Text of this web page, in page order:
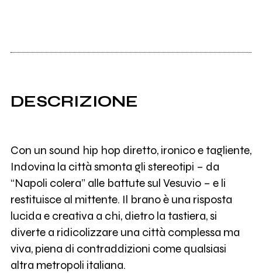
DESCRIZIONE
Con un sound hip hop diretto, ironico e tagliente,
Indovina la città smonta gli stereotipi – da
“Napoli colera” alle battute sul Vesuvio – e li
restituisce al mittente. Il brano è una risposta
lucida e creativa a chi, dietro la tastiera, si
diverte a ridicolizzare una città complessa ma
viva, piena di contraddizioni come qualsiasi
altra metropoli italiana.